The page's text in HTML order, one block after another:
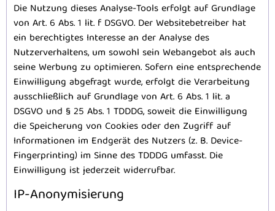
Die Nutzung dieses Analyse-Tools erfolgt auf Grundlage
von Art. 6 Abs. 1 lit. f DSGVO. Der Websitebetreiber hat
ein berechtigtes Interesse an der Analyse des
Nutzerverhaltens, um sowohl sein Webangebot als auch
seine Werbung zu optimieren. Sofern eine entsprechende
Einwilligung abgefragt wurde, erfolgt die Verarbeitung
ausschließlich auf Grundlage von Art. 6 Abs. 1 lit. a
DSGVO und § 25 Abs. 1 TDDDG, soweit die Einwilligung
die Speicherung von Cookies oder den Zugriff auf
Informationen im Endgerät des Nutzers (z. B. Device-
Fingerprinting) im Sinne des TDDDG umfasst. Die
Einwilligung ist jederzeit widerrufbar.
IP-Anonymisierung